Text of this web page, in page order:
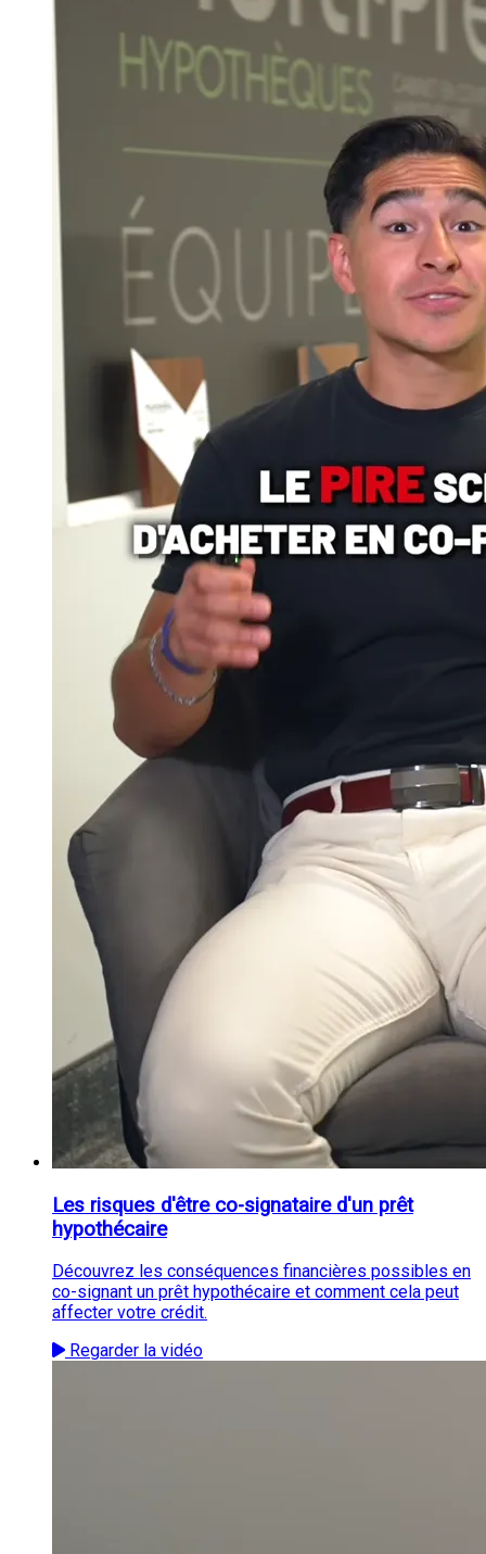
Les risques d'être co-signataire d'un prêt
hypothécaire
Découvrez les conséquences financières possibles en
co-signant un prêt hypothécaire et comment cela peut
affecter votre crédit.
Regarder la vidéo